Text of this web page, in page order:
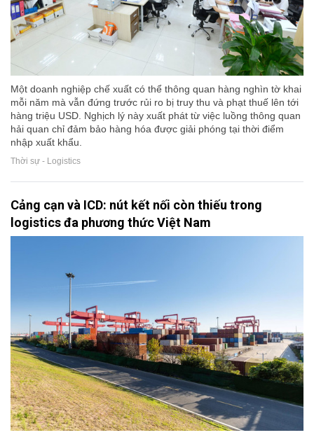
Một doanh nghiệp chế xuất có thể thông quan hàng nghìn tờ khai
mỗi năm mà vẫn đứng trước rủi ro bị truy thu và phạt thuế lên tới
hàng triệu USD. Nghịch lý này xuất phát từ việc luồng thông quan
hải quan chỉ đảm bảo hàng hóa được giải phóng tại thời điểm
nhập xuất khẩu.
Thời sự - Logistics
Cảng cạn và ICD: nút kết nối còn thiếu trong
logistics đa phương thức Việt Nam